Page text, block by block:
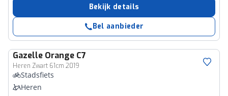
Bekijk details
Bel aanbieder
Gazelle Orange C7
Heren Zwart 61cm 2019
Stadsfiets
Heren